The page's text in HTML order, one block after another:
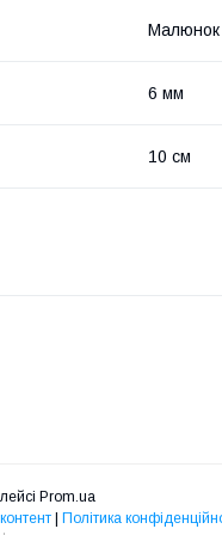
Малюнок
6 мм
10 см
Prom.ua
Політика